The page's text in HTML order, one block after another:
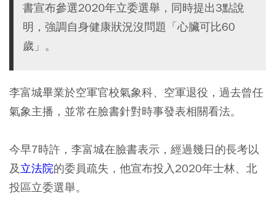
書宣布參選2020年立委選舉，同時提出3點說
明，強調自身健康狀況沒問題「心臟可比60
歲」。
李富城畢業於空軍官校氣象科、空軍退役，過去曾任
氣象主播，並常在臉書針對時事發表相關看法。
今早7時許，李富城在臉書表示，經過幾日的長考以
及立法院的委員疏失，他宣布投入2020年士林、北
投區立委選舉。